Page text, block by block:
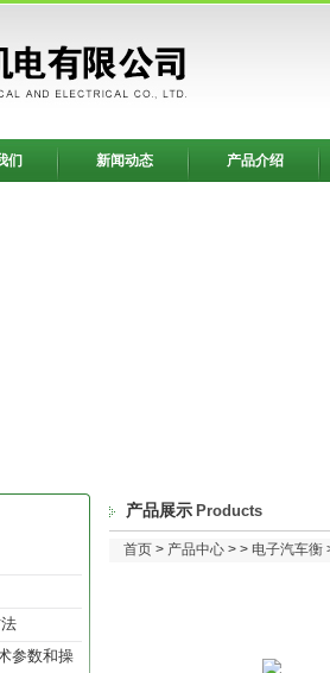
们 新闻动态 产品介绍
参数和操
产品展示 Products
首页 > 产品中心 > > 电子汽车衡